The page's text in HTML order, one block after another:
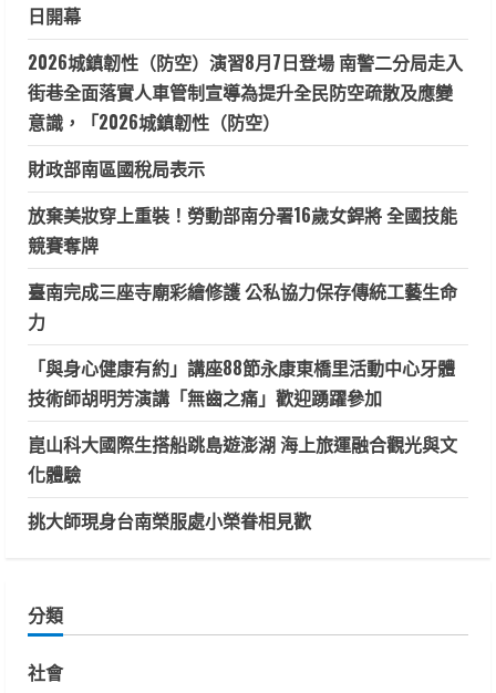
日開幕
2026城鎮韌性（防空）演習8月7日登場 南警二分局走入
街巷全面落實人車管制宣導為提升全民防空疏散及應變
意識，「2026城鎮韌性（防空）
財政部南區國稅局表示
放棄美妝穿上重裝！勞動部南分署16歲女銲將 全國技能
競賽奪牌
臺南完成三座寺廟彩繪修護 公私協力保存傳統工藝生命
力
「與身心健康有約」講座88節永康東橋里活動中心牙體
技術師胡明芳演講「無齒之痛」歡迎踴躍參加
崑山科大國際生搭船跳島遊澎湖 海上旅運融合觀光與文
化體驗
挑大師現身台南榮服處小榮眷相見歡
分類
社會